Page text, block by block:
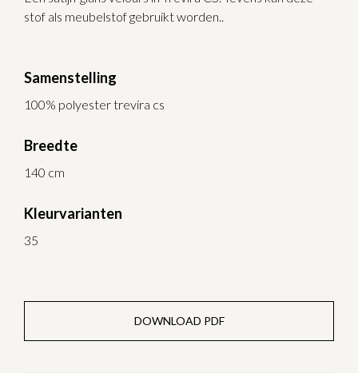
stof als meubelstof gebruikt worden..
Samenstelling
100% polyester trevira cs
Breedte
140 cm
Kleurvarianten
35
DOWNLOAD PDF